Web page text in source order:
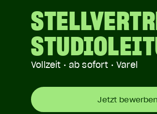
Vollzeit • ab sofort • Varel
Jetzt bewerben